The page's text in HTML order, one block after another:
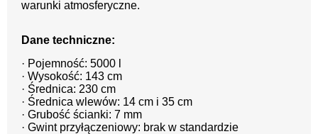
warunki atmosferyczne.
Dane techniczne:
· Pojemność: 5000 l
· Wysokość: 143 cm
· Średnica: 230 cm
· Średnica wlewów: 14 cm i 35 cm
· Grubość ścianki: 7 mm
· Gwint przyłączeniowy: brak w standardzie